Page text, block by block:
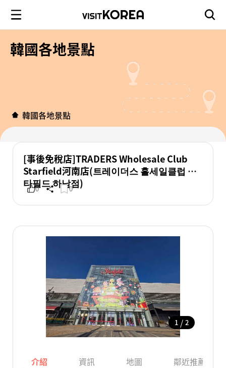
韓國各地景點
韓國各地景點
[事後免稅店]TRADERS Wholesale Club
Starfield河南店(트레이더스 홀세일클럽 스
타필드 하남점)
0 0
1 / 2
介紹 資訊 地圖 鄰近推薦景點